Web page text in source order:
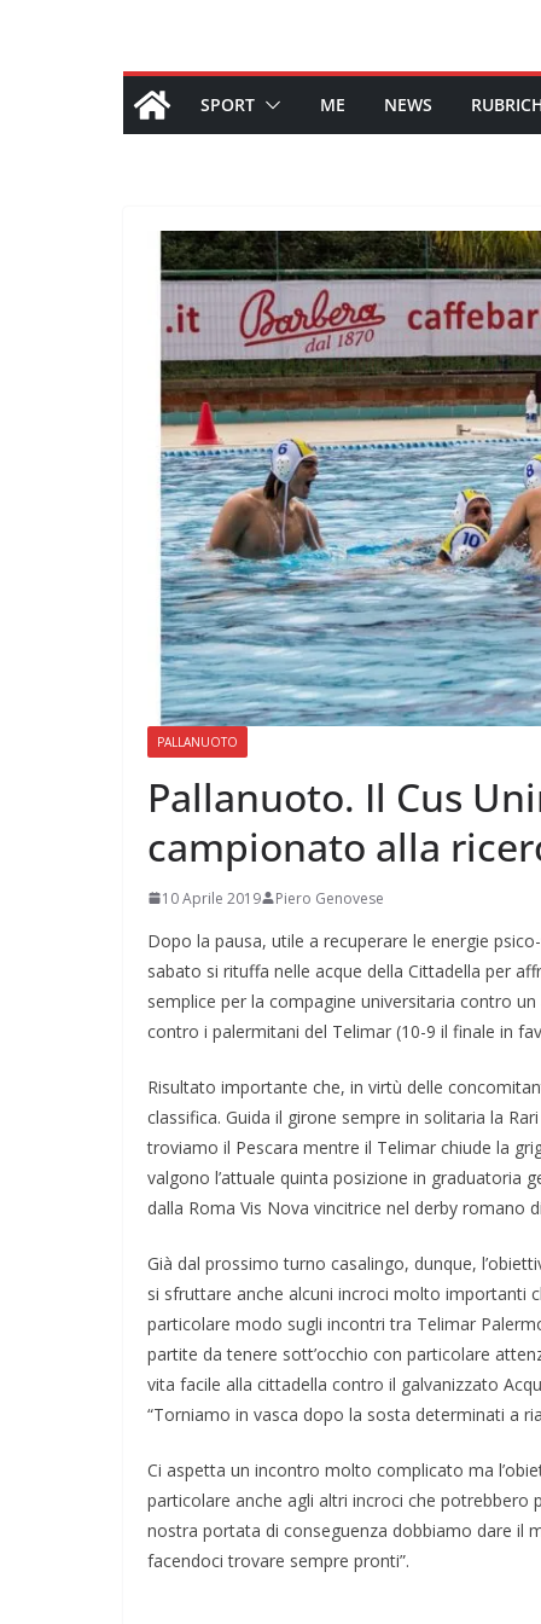
SPORT ME NEWS
PALLANUOTO
Pallanuoto. Il Cus
campionato alla
10 Aprile 2019 Piero Genovese
Dopo la pausa, utile a recuperare le energie
sabato si rituffa nelle acque della Cittadella per
semplice per la compagine universitaria contro
contro i palermitani del Telimar (10-9 il finale in
Risultato importante che, in virtù delle
classifica. Guida il girone sempre in solitaria la
troviamo il Pescara mentre il Telimar chiude la
valgono l’attuale quinta posizione in graduatoria
dalla Roma Vis Nova vincitrice nel derby romano
Già dal prossimo turno casalingo, dunque,
si sfruttare anche alcuni incroci molto importanti
particolare modo sugli incontri tra Telimar
partite da tenere sott’occhio con particolare
vita facile alla cittadella contro il galvanizzato
“Torniamo in vasca dopo la sosta determinati a
Ci aspetta un incontro molto complicato ma
particolare anche agli altri incroci che potrebbero
nostra portata di conseguenza dobbiamo dare il
facendoci trovare sempre pronti”.